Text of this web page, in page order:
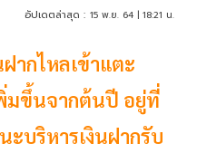
อัปเดตล่าสุด : 15 พ.ย. 64 | 18:21 น.
ากไหลเข้าแตะ
มขึ้นจากต้นปี อยู่ที่
บริหารเงินฝากรับ